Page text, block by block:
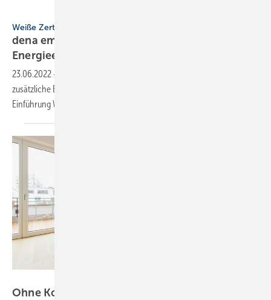
Weiße Zertifikate
dena empfiehlt verpflichtende
Energieeinsparungen
23.06.2022 -
zusätzliche Energieeffizienzpotenziale zu heben. Dazu gehört die
Einführung Weißer
Ohne Komfort keine